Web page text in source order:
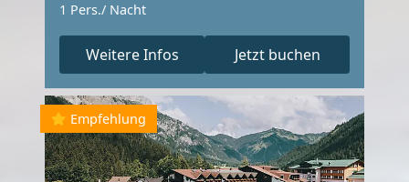
1 Pers./ Nacht
Weitere Infos Jetzt buchen
Empfehlung